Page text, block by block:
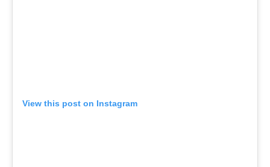
View this post on Instagram